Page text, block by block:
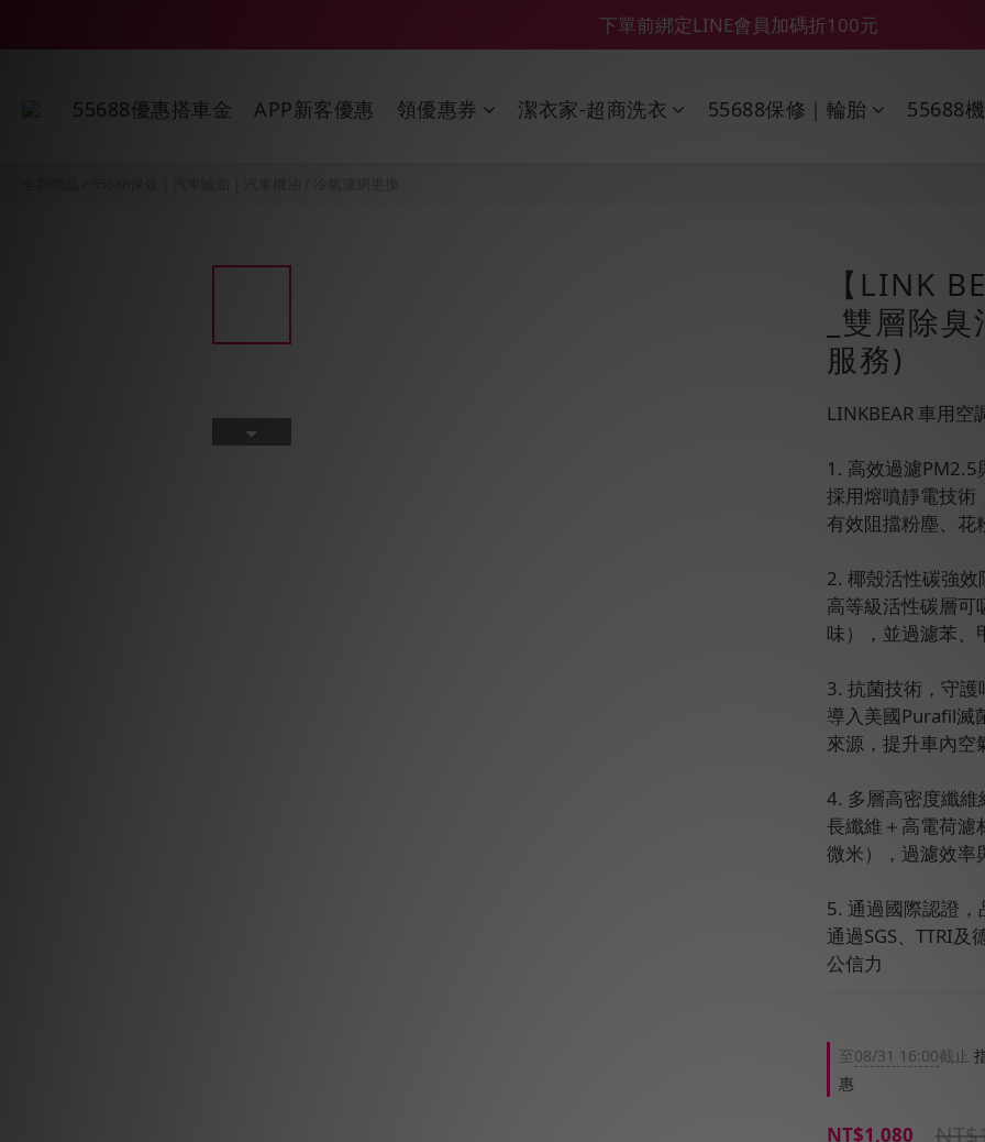
【鑽石熊/金熊新客首購限定】優惠搭車金
【55688商城】6 月年中慶滿額贈品發送延遲公告
55688優惠搭車金 APP新客優惠 領優惠券 潔衣家-超商洗衣 55688保修｜輪胎 55688
【LINK
_雙層除
服務)
LINKBEAR 車用
1. 高效過濾PM2.5
採用熔噴靜電技術
有效阻擋粉塵、花
2. 椰殼活性碳強效
高等級活性碳層可
味），並過濾苯、
3. 抗菌技術，守護
導入美國Purafil滅
來源，提升車內空
4. 多層高密度纖
長纖維＋高電荷濾
微米），過濾效率
5. 通過國際認證，
通過SGS、TTRI及
公信力
至08/31 16:00截止
惠
NT$1,080